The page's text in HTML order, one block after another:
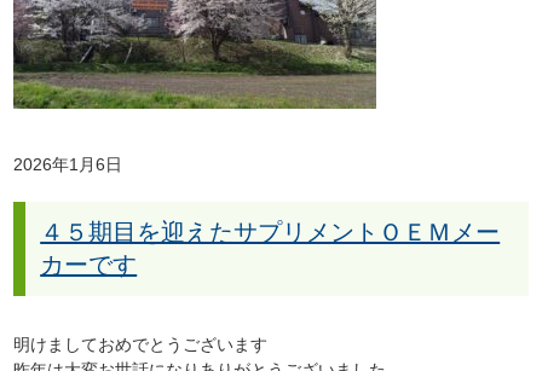
2026年1月6日
４５期目を迎えたサプリメントＯＥＭメー
カーです
明けましておめでとうございます